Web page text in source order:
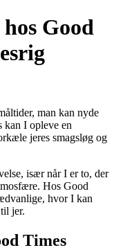
Good
man kan nyde
kan I opleve en
jeres smagsløg og
især når I er to, der
Hos Good
hvor I kan
jer.
Times